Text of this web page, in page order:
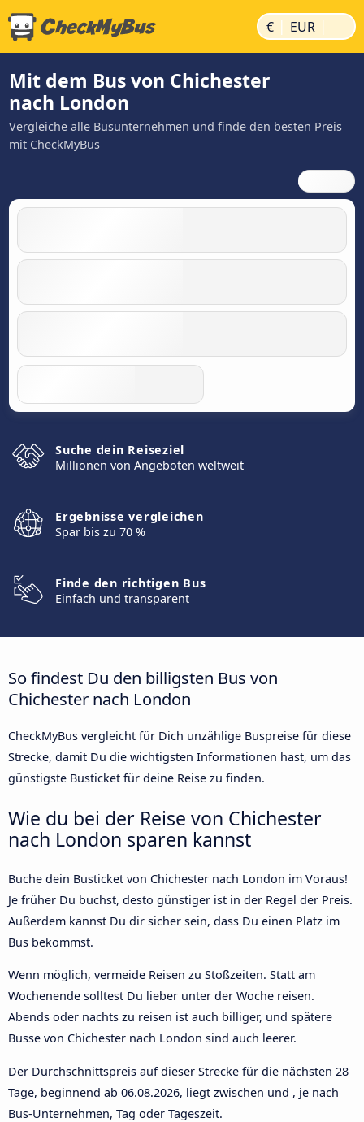
€ | EUR |
Mit dem Bus von Chichester
nach London
Vergleiche alle Busunternehmen und finde den besten Preis
mit CheckMyBus
Suche dein Reiseziel
Millionen von Angeboten weltweit
Ergebnisse vergleichen
Spar bis zu 70 %
Finde den richtigen Bus
Einfach und transparent
So findest Du den billigsten Bus von
Chichester nach London
CheckMyBus vergleicht für Dich unzählige Buspreise für diese
Strecke, damit Du die wichtigsten Informationen hast, um das
günstigste Busticket für deine Reise zu finden.
Wie du bei der Reise von Chichester
nach London sparen kannst
Buche dein Busticket von Chichester nach London im Voraus!
Je früher Du buchst, desto günstiger ist in der Regel der Preis.
Außerdem kannst Du dir sicher sein, dass Du einen Platz im
Bus bekommst.
Wenn möglich, vermeide Reisen zu Stoßzeiten. Statt am
Wochenende solltest Du lieber unter der Woche reisen.
Abends oder nachts zu reisen ist auch billiger, und spätere
Busse von Chichester nach London sind auch leerer.
Der Durchschnittspreis auf dieser Strecke für die nächsten 28
Tage, beginnend ab 06.08.2026, liegt zwischen und , je nach
Bus-Unternehmen, Tag oder Tageszeit.